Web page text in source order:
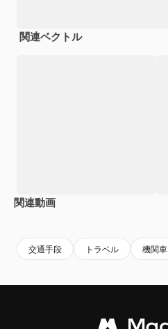
関連ベクトル
関連動画
交通手段 トラベル 機関車